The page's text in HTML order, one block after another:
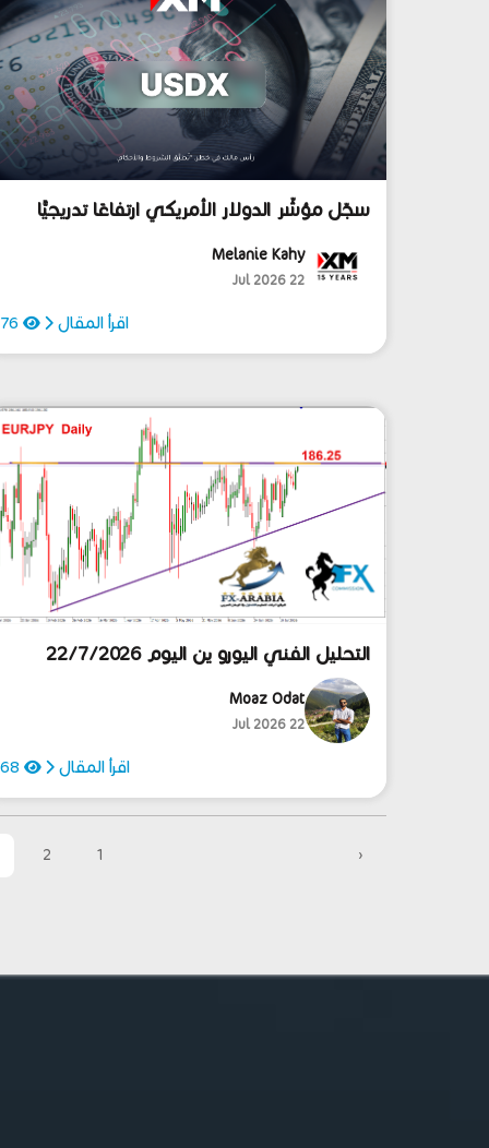
سجّل مؤشّر الدولار الأمريكي ارتفاعًا تدريجيًّا
Melanie Kahy
22 Jul 2026
اقرأ المقال
التحليل الفني اليورو ين اليوم 22/7/2026
Moaz Odat
22 Jul 2026
اقرأ المقال
‹
1
2